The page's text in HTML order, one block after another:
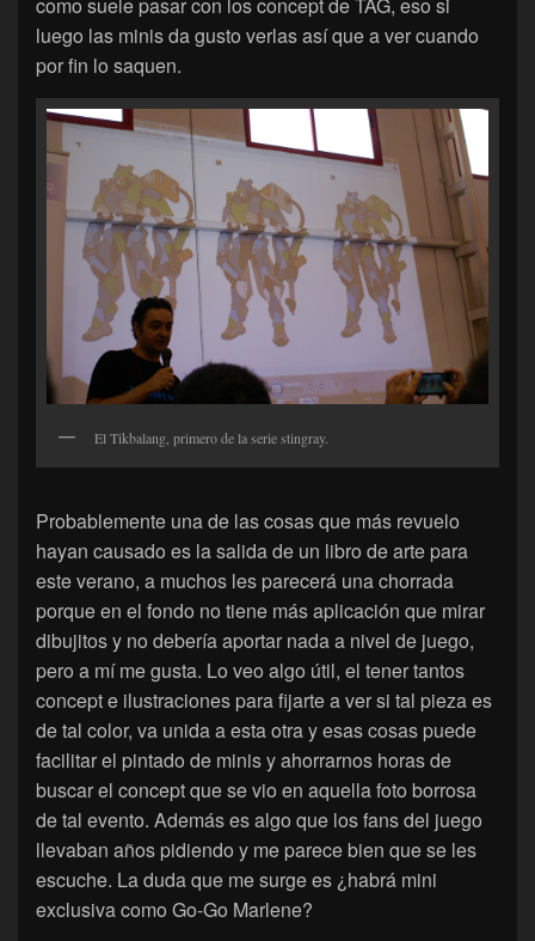
luego las minis da gusto verlas así que a ver cuando
por fin lo saquen.
El Tikbalang, primero de la serie stingray.
Probablemente una de las cosas que más revuelo
hayan causado es la salida de un libro de arte para
este verano, a muchos les parecerá una chorrada
porque en el fondo no tiene más aplicación que mirar
dibujitos y no debería aportar nada a nivel de juego,
pero a mí me gusta. Lo veo algo útil, el tener tantos
concept e ilustraciones para fijarte a ver si tal pieza es
de tal color, va unida a esta otra y esas cosas puede
facilitar el pintado de minis y ahorrarnos horas de
buscar el concept que se vio en aquella foto borrosa
de tal evento. Además es algo que los fans del juego
llevaban años pidiendo y me parece bien que se les
escuche. La duda que me surge es ¿habrá mini
exclusiva como Go-Go Marlene?